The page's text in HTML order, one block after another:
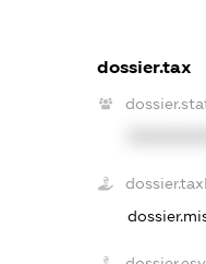
dossier.tax